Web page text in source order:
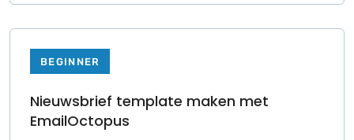
BEGINNER
Nieuwsbrief template maken met
EmailOctopus